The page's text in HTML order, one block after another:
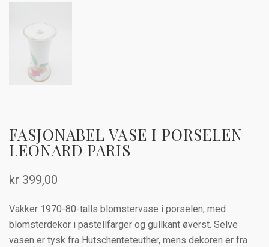
FASJONABEL VASE I PORSELEN
LEONARD PARIS
kr 399,00
Vakker 1970-80-talls blomstervase i porselen, med
blomsterdekor i pastellfarger og gullkant øverst. Selve
vasen er tysk fra Hutschenteteuther, mens dekoren er fra